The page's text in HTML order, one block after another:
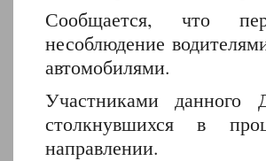
Сообщается, что
несоблюдение
автомобилями.
Участниками данного
столкнувшихся в
направлении.